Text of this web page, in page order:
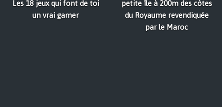
Les 18 jeux qui font de toi
un vrai gamer
petite île à 200m des côtes
du Royaume revendiquée
par le Maroc